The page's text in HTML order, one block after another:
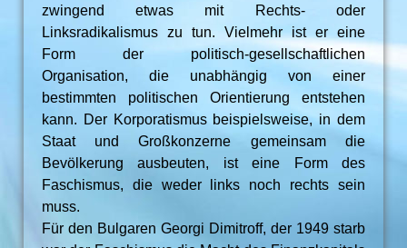
zwingend etwas mit Rechts- oder
Linksradikalismus zu tun. Vielmehr ist er eine
Form der politisch-gesellschaftlichen
Organisation, die unabhängig von einer
bestimmten politischen Orientierung entstehen
kann. Der Korporatismus beispielsweise, in dem
Staat und Großkonzerne gemeinsam die
Bevölkerung ausbeuten, ist eine Form des
Faschismus, die weder links noch rechts sein
muss.
Für den Bulgaren Georgi Dimitroff, der 1949 starb